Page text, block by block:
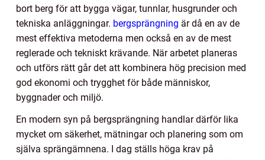
bort berg för att bygga vägar, tunnlar, husgrunder och
tekniska anläggningar. bergsprängning är då en av de
mest effektiva metoderna men också en av de mest
reglerade och tekniskt krävande. När arbetet planeras
och utförs rätt går det att kombinera hög precision med
god ekonomi och trygghet för både människor,
byggnader och miljö.
En modern syn på bergsprängning handlar därför lika
mycket om säkerhet, mätningar och planering som om
själva sprängämnena. I dag ställs höga krav på